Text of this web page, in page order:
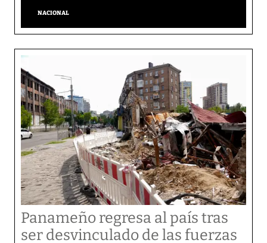
NACIONAL
Panameño regresa al país tras
ser desvinculado de las fuerzas